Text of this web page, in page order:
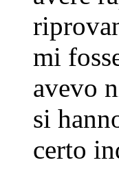
mi
avevo
si
certo